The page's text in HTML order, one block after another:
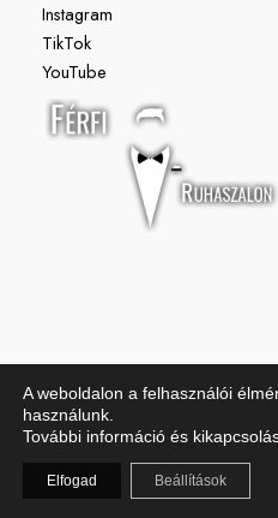
Instagram
TikTok
YouTube
A weboldalon a felhasználói
használunk.
További információ és
Elfogad Beállítások